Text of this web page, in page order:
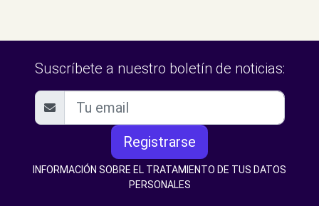
Suscríbete a nuestro boletín de noticias:
Registrarse
INFORMACIÓN SOBRE EL TRATAMIENTO DE TUS DATOS
PERSONALES